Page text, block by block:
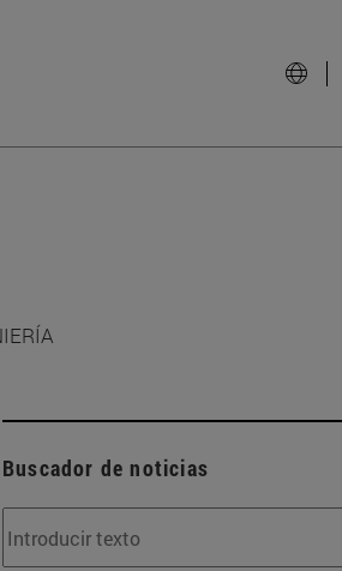
Buscador de noticias